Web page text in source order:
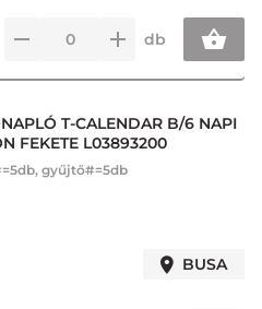
db
T-CALENDAR B/6 NAPI
FEKETE L03893200
gyűjtő#=5db
BUSA